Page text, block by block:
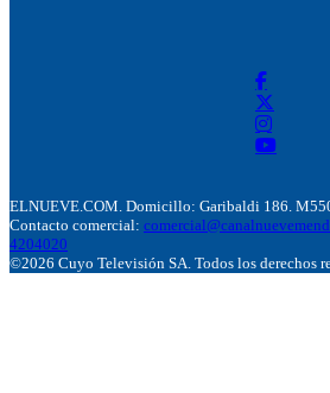
ELNUEVE.COM. Domicillo: Garibaldi 186.
Contacto comercial:
4204020
©2026 Cuyo Televisión SA. Todos los derechos